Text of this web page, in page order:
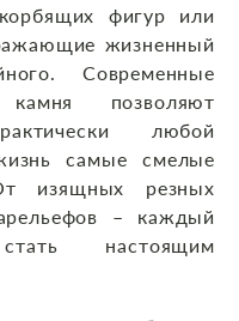
фигур или
жизненный
Современные
камня позволяют
любой
самые смелые
изящных резных
– каждый
настоящим